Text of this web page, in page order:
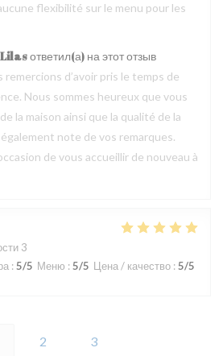
flexibilité sur le menu pour les
ответил(а) на этот отзыв
remercions d’avoir pris le temps de
Nous sommes heureux que vous
la maison ainsi que la qualité de la
note de vos remarques.
de vous accueillir de nouveau à
3
: 5/5 Меню : 5/5 Цена / качество : 5/5
2 3